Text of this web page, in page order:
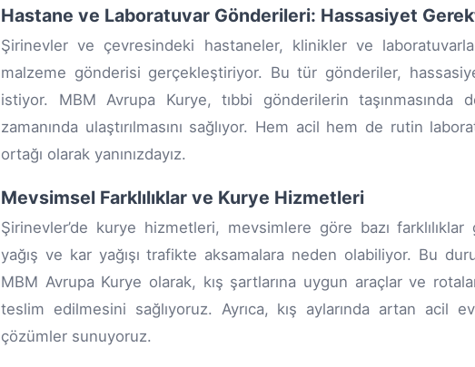
Hastane ve Laboratuvar Gönderileri: Hassasiyet
Şirinevler ve çevresindeki hastaneler, klinikler ve
malzeme gönderisi gerçekleştiriyor. Bu tür gönderiler,
istiyor. MBM Avrupa Kurye, tıbbi gönderilerin
zamanında ulaştırılmasını sağlıyor. Hem acil hem de rutin
ortağı olarak yanınızdayız.
Mevsimsel Farklılıklar ve Kurye Hizmetleri
Şirinevler’de kurye hizmetleri, mevsimlere göre bazı
yağış ve kar yağışı trafikte aksamalara neden olabiliyor. Bu
MBM Avrupa Kurye olarak, kış şartlarına uygun araçlar ve
teslim edilmesini sağlıyoruz. Ayrıca, kış aylarında artan acil
çözümler sunuyoruz.